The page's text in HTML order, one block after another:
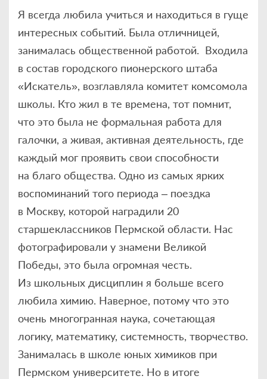
Я всегда любила учиться и находиться в гуще
интересных событий. Была отличницей,
занималась общественной работой. Входила
в состав городского пионерского штаба
«Искатель», возглавляла комитет комсомола
школы. Кто жил в те времена, тот помнит,
что это была не формальная работа для
галочки, а живая, активная деятельность, где
каждый мог проявить свои способности
на благо общества. Одно из самых ярких
воспоминаний того периода – поездка
в Москву, которой наградили 20
старшеклассников Пермской области. Нас
фотографировали у знамени Великой
Победы, это была огромная честь.
Из школьных дисциплин я больше всего
любила химию. Наверное, потому что это
очень многогранная наука, сочетающая
логику, математику, системность, творчество.
Занималась в школе юных химиков при
Пермском университете. Но в итоге